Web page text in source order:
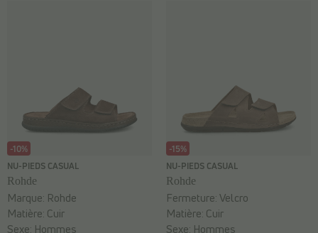
-10%
NU-PIEDS CASUAL
Rohde
Marque: Rohde
Matière: Cuir
Sexe: Hommes
-15%
NU-PIEDS CASUAL
Rohde
Fermeture:Velcro
Matière: Cuir
Sexe: Hommes